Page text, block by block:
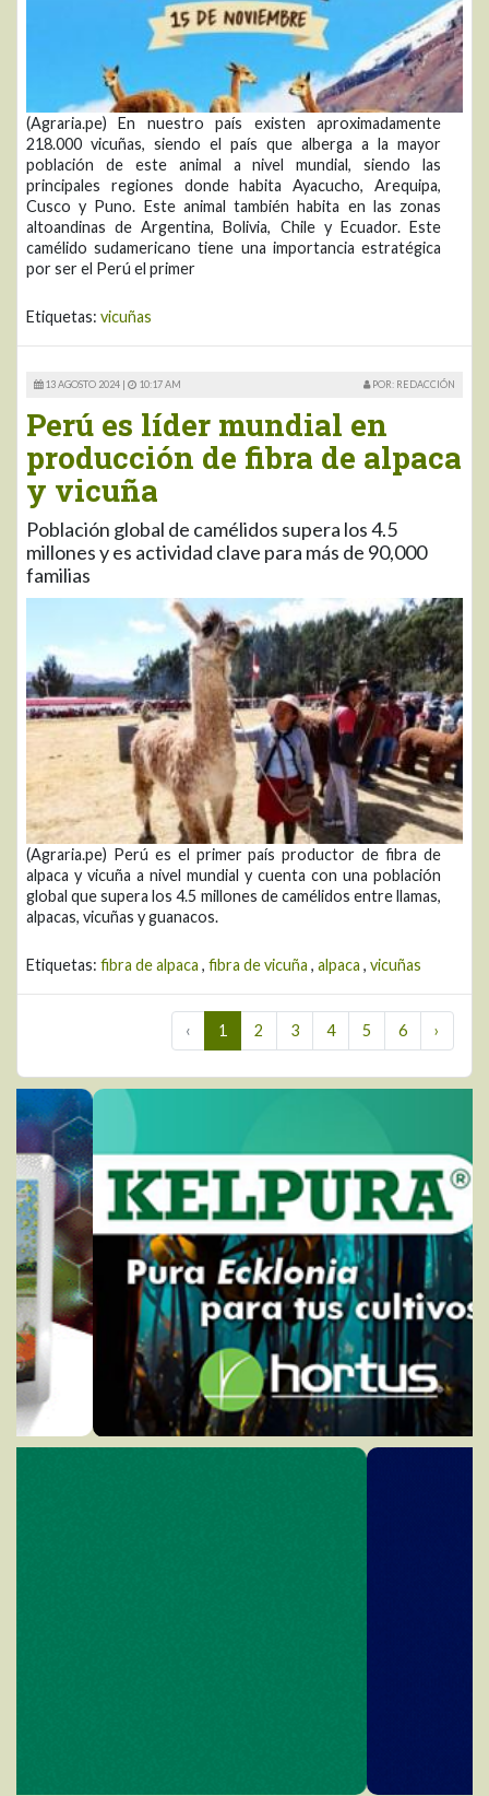
(Agraria.pe) En nuestro país existen aproximadamente
218.000 vicuñas, siendo el país que alberga a la mayor
población de este animal a nivel mundial, siendo las
principales regiones donde habita Ayacucho, Arequipa,
Cusco y Puno. Este animal también habita en las zonas
altoandinas de Argentina, Bolivia, Chile y Ecuador. Este
camélido sudamericano tiene una importancia estratégica
por ser el Perú el primer
Etiquetas: vicuñas
13 AGOSTO 2024 | 10:17 AM POR: REDACCIÓN
Perú es líder mundial en
producción de fibra de alpaca
y vicuña
Población global de camélidos supera los 4.5
millones y es actividad clave para más de 90,000
familias
(Agraria.pe) Perú es el primer país productor de fibra de
alpaca y vicuña a nivel mundial y cuenta con una población
global que supera los 4.5 millones de camélidos entre llamas,
alpacas, vicuñas y guanacos.
Etiquetas: fibra de alpaca , fibra de vicuña , alpaca , vicuñas
‹ 1 2 3 4 5 6 ›